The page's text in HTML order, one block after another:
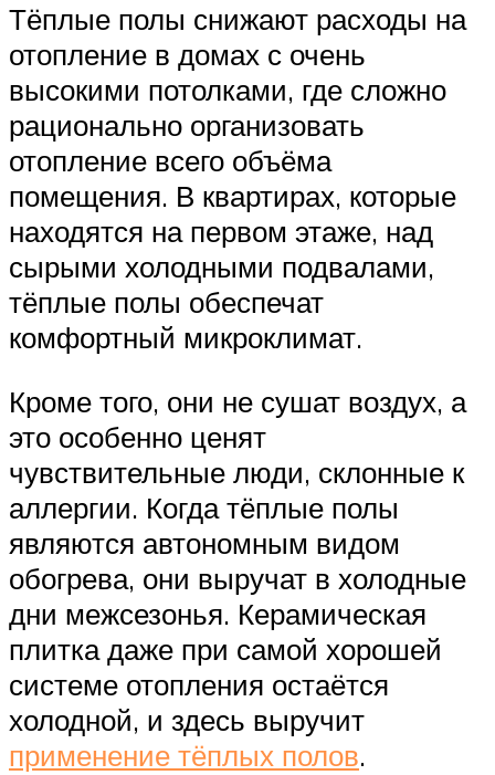
Тёплые полы снижают расходы на
отопление в домах с очень
высокими потолками, где сложно
рационально организовать
отопление всего объёма
помещения. В квартирах, которые
находятся на первом этаже, над
сырыми холодными подвалами,
тёплые полы обеспечат
комфортный микроклимат.
Кроме того, они не сушат воздух, а
это особенно ценят
чувствительные люди, склонные к
аллергии. Когда тёплые полы
являются автономным видом
обогрева, они выручат в холодные
дни межсезонья. Керамическая
плитка даже при самой хорошей
системе отопления остаётся
холодной, и здесь выручит
применение тёплых полов.